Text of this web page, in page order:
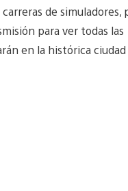
de simuladores,
para ver todas las
en la histórica ciudad